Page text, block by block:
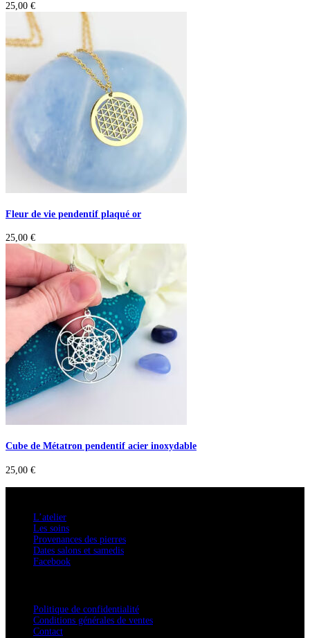
25,00 €
Fleur de vie pendentif plaqué or
25,00 €
Cube de Métatron pendentif acier inoxydable
25,00 €
L’atelier
Les soins
Provenances des pierres
Dates salons et samedis
Facebook
Politique de confidentialité
Conditions générales de ventes
Contact